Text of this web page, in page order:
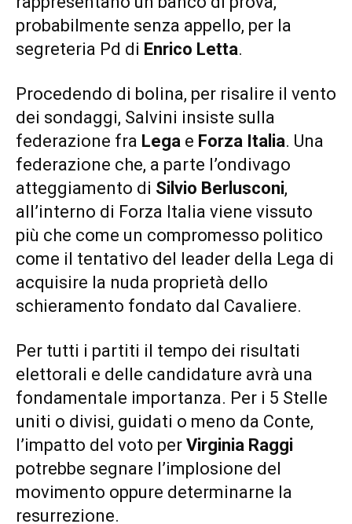
probabilmente senza appello, per la
segreteria Pd di Enrico Letta.
Procedendo di bolina, per risalire il vento
dei sondaggi, Salvini insiste sulla
federazione fra Lega e Forza Italia. Una
federazione che, a parte l’ondivago
atteggiamento di Silvio Berlusconi,
all’interno di Forza Italia viene vissuto
più che come un compromesso politico
come il tentativo del leader della Lega di
acquisire la nuda proprietà dello
schieramento fondato dal Cavaliere.
Per tutti i partiti il tempo dei risultati
elettorali e delle candidature avrà una
fondamentale importanza. Per i 5 Stelle
uniti o divisi, guidati o meno da Conte,
l’impatto del voto per Virginia Raggi
potrebbe segnare l’implosione del
movimento oppure determinarne la
resurrezione.